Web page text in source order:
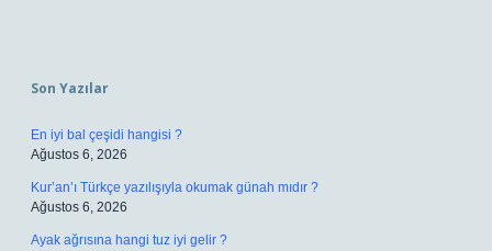
Son Yazılar
En iyi bal çeşidi hangisi ?
Ağustos 6, 2026
Kur’an’ı Türkçe yazılışıyla okumak günah mıdır ?
Ağustos 6, 2026
Ayak ağrısına hangi tuz iyi gelir ?